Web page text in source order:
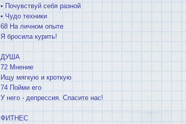
• Почувствуй себя разной
• Чудо техники
68 На личном опыте
Я бросила курить!
ДУША
72 Мнение
Ищу мягкую и кроткую
74 Пойми его
У него - депрессия. Спасите нас!
ФИТНЕС